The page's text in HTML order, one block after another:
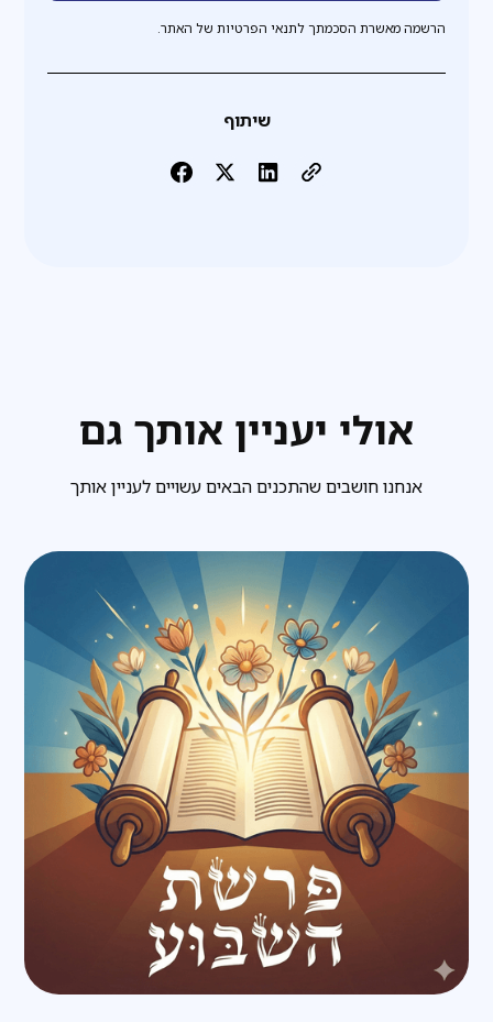
הרשמה מאשרת הסכמתך לתנאי הפרטיות של האתר.
שיתוף
אולי יעניין אותך גם
אנחנו חושבים שהתכנים הבאים עשויים לעניין אותך